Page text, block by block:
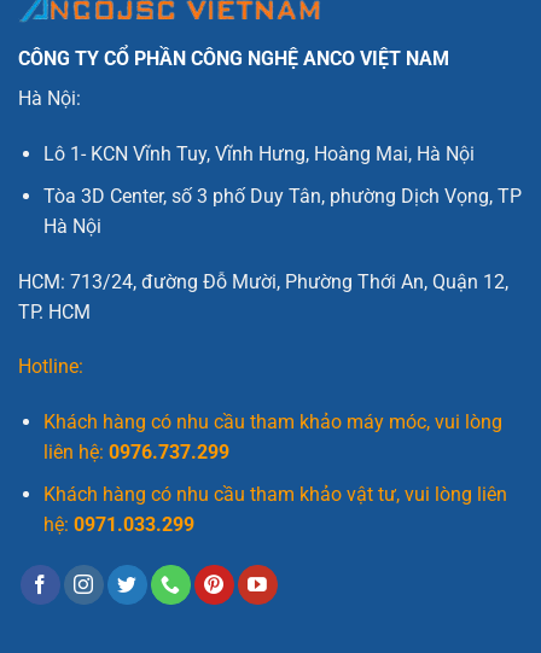
CÔNG TY CỔ PHẦN CÔNG NGHỆ ANCO VIỆT NAM
Hà Nội:
Lô 1- KCN Vĩnh Tuy, Vĩnh Hưng, Hoàng Mai, Hà Nội
Tòa 3D Center, số 3 phố Duy Tân, phường Dịch Vọng, TP
Hà Nội
HCM: 713/24, đường Đỗ Mười, Phường Thới An, Quận 12,
TP. HCM
Hotline:
Khách hàng có nhu cầu tham khảo máy móc, vui lòng
liên hệ: 0976.737.299
Khách hàng có nhu cầu tham khảo vật tư, vui lòng liên
hệ: 0971.033.299